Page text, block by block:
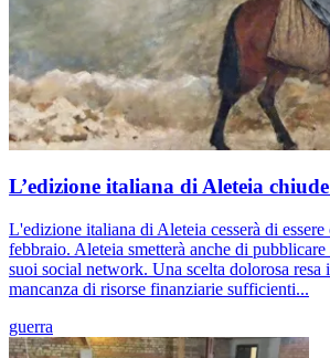
L’edizione italiana di Aleteia
L'edizione italiana di Aleteia cesserà di
febbraio. Aleteia smetterà anche di
suoi social network. Una scelta dolorosa resa
mancanza di risorse finanziarie sufficienti...
guerra